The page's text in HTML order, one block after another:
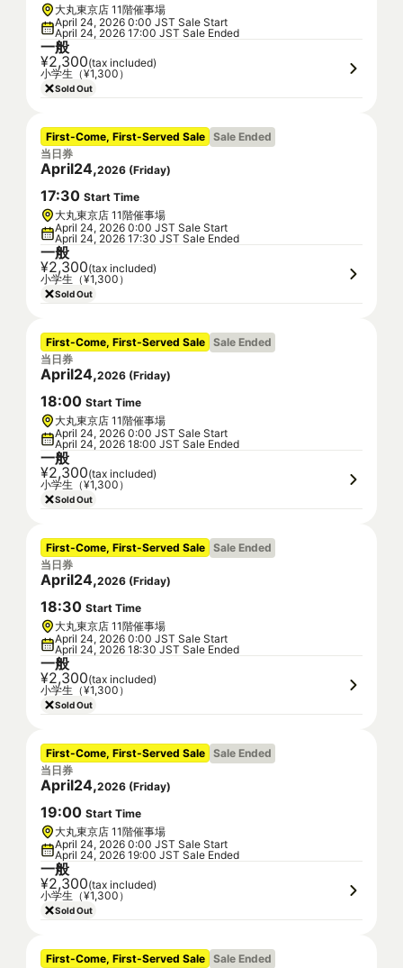
大丸東京店 11階催事場
April 24, 2026 0:00 JST Sale Start
April 24, 2026 17:00 JST Sale Ended
一般
¥2,300(tax included)
小学生（¥1,300）
Sold Out
First-Come, First-Served Sale Sale Ended
当日券
April24,2026 (Friday)
17:30 Start Time
大丸東京店 11階催事場
April 24, 2026 0:00 JST Sale Start
April 24, 2026 17:30 JST Sale Ended
一般
¥2,300(tax included)
小学生（¥1,300）
Sold Out
First-Come, First-Served Sale Sale Ended
当日券
April24,2026 (Friday)
18:00 Start Time
大丸東京店 11階催事場
April 24, 2026 0:00 JST Sale Start
April 24, 2026 18:00 JST Sale Ended
一般
¥2,300(tax included)
小学生（¥1,300）
Sold Out
First-Come, First-Served Sale Sale Ended
当日券
April24,2026 (Friday)
18:30 Start Time
大丸東京店 11階催事場
April 24, 2026 0:00 JST Sale Start
April 24, 2026 18:30 JST Sale Ended
一般
¥2,300(tax included)
小学生（¥1,300）
Sold Out
First-Come, First-Served Sale Sale Ended
当日券
April24,2026 (Friday)
19:00 Start Time
大丸東京店 11階催事場
April 24, 2026 0:00 JST Sale Start
April 24, 2026 19:00 JST Sale Ended
一般
¥2,300(tax included)
小学生（¥1,300）
Sold Out
First-Come, First-Served Sale Sale Ended